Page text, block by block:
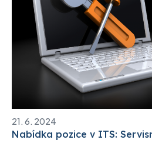
21. 6. 2024
Nabídka pozice v ITS: